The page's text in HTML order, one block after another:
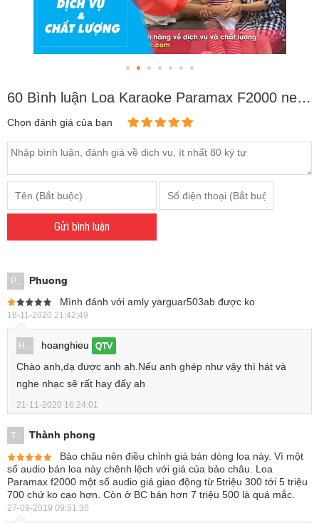
60 Bình luận Loa Karaoke Paramax F2000 new (2 bass 25cm)
Chọn đánh giá của bạn
Gửi bình luận
P...
Phuong
Mình đánh với amly yarguar503ab được ko
18-11-2020 21:42:49
H... hoanghieu QTV
Chào anh,dạ được anh ah.Nếu anh ghép như vậy thì hát và
nghe nhạc sẽ rất hay đấy ah
21-11-2020 16:24:01
T...
Thành phong
Bảo châu nên điều chỉnh giá bán dòng loa này. Vì một
số audio bán loa này chênh lệch với giá của bảo châu. Loa
Paramax f2000 một số audio giá giao động từ 5triệu 300 tới 5 triệu
700 chứ ko cao hơn. Còn ở BC bán hơn 7 triệu 500 là quá mắc.
27-09-2019 09:51:30